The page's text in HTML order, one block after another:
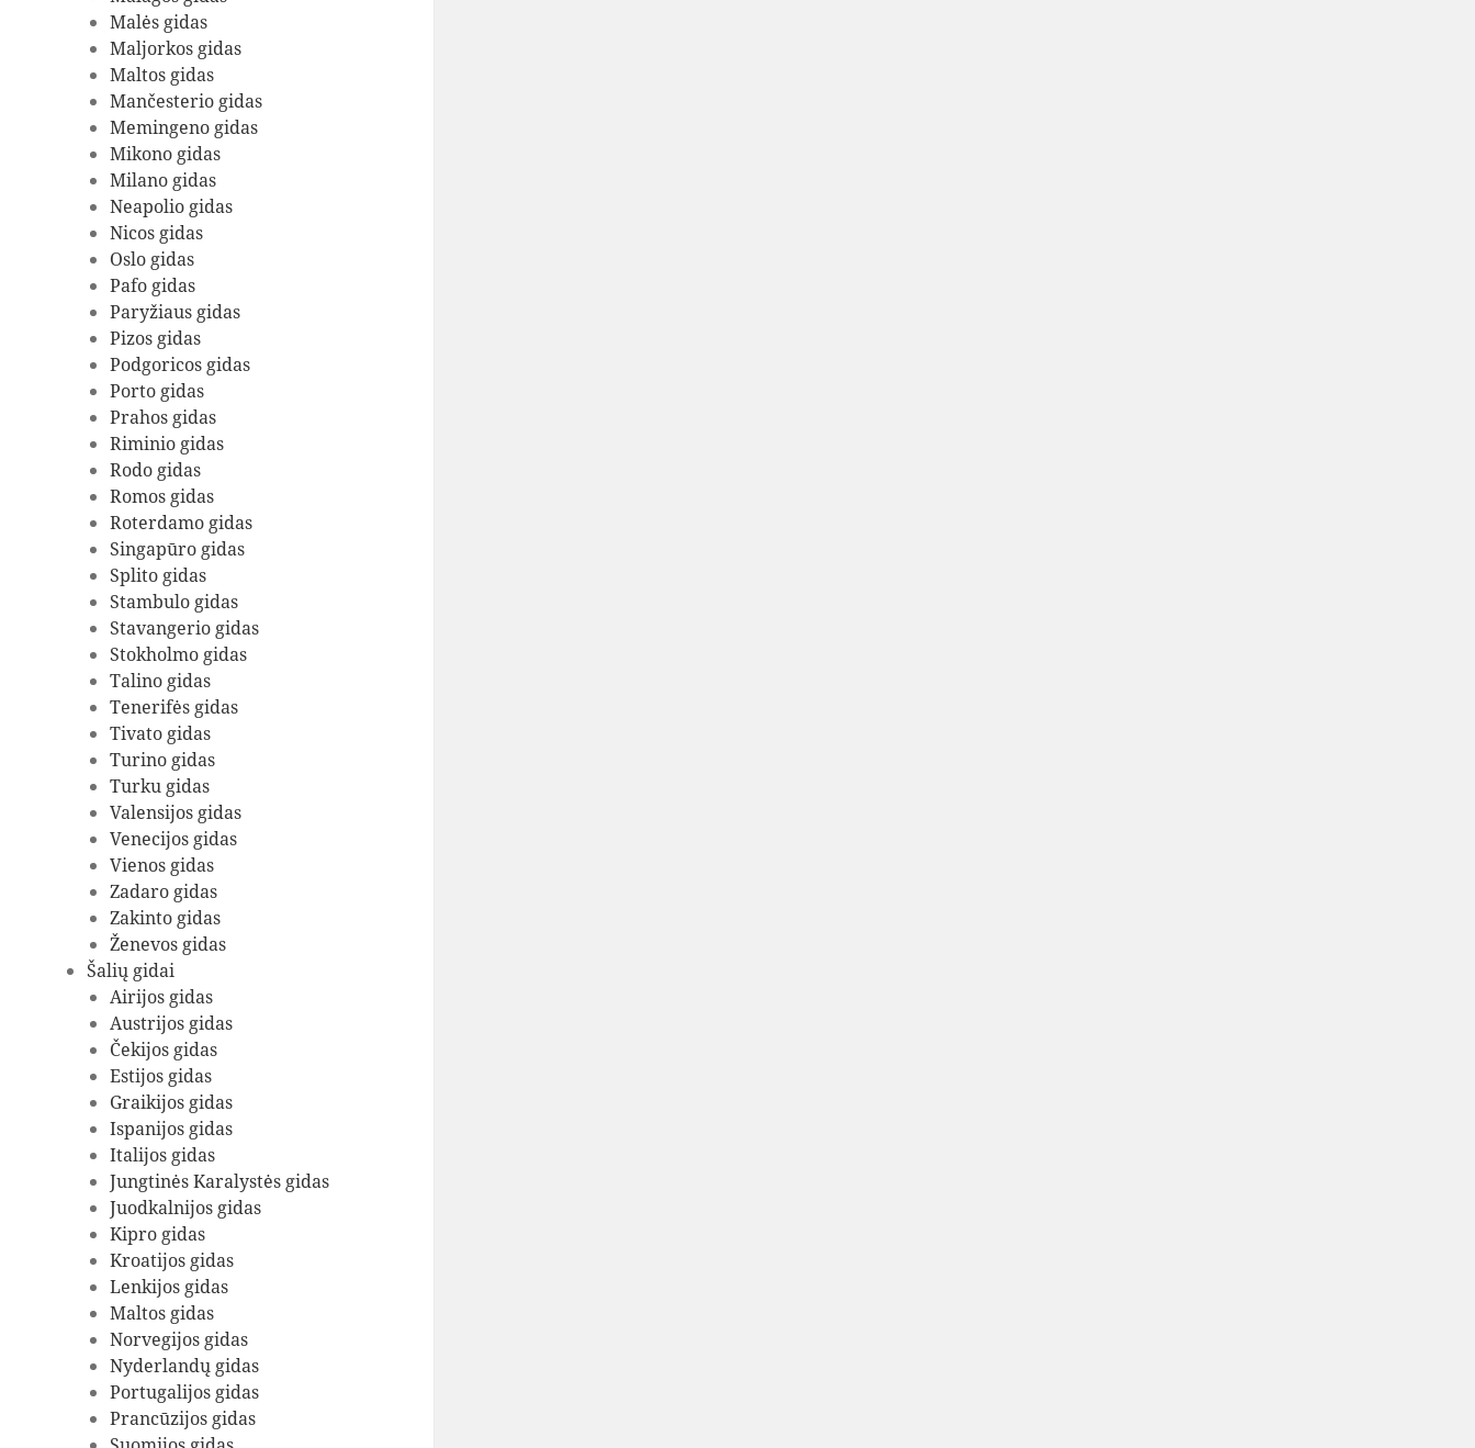
Malės gidas
Maljorkos gidas
Maltos gidas
Mančesterio gidas
Memingeno gidas
Mikono gidas
Milano gidas
Neapolio gidas
Nicos gidas
Oslo gidas
Pafo gidas
Paryžiaus gidas
Pizos gidas
Podgoricos gidas
Porto gidas
Prahos gidas
Riminio gidas
Rodo gidas
Romos gidas
Roterdamo gidas
Singapūro gidas
Splito gidas
Stambulo gidas
Stavangerio gidas
Stokholmo gidas
Talino gidas
Tenerifės gidas
Tivato gidas
Turino gidas
Turku gidas
Valensijos gidas
Venecijos gidas
Vienos gidas
Zadaro gidas
Zakinto gidas
Ženevos gidas
Šalių gidai
Airijos gidas
Austrijos gidas
Čekijos gidas
Estijos gidas
Graikijos gidas
Ispanijos gidas
Italijos gidas
Jungtinės Karalystės gidas
Juodkalnijos gidas
Kipro gidas
Kroatijos gidas
Lenkijos gidas
Maltos gidas
Norvegijos gidas
Nyderlandų gidas
Portugalijos gidas
Prancūzijos gidas